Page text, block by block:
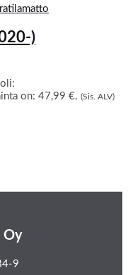
)
on: 47,99 €. (Sis. ALV)
Oy
9